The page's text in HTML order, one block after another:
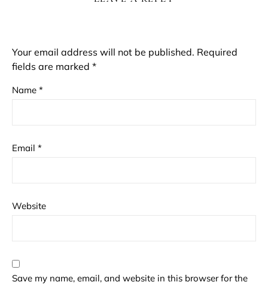
Your email address will not be published. Required
fields are marked *
Name *
Email *
Website
Save my name, email, and website in this browser for the